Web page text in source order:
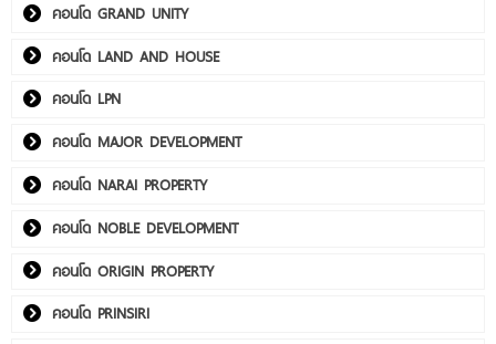
คอนโด GRAND UNITY
คอนโด LAND AND HOUSE
คอนโด LPN
คอนโด MAJOR DEVELOPMENT
คอนโด NARAI PROPERTY
คอนโด NOBLE DEVELOPMENT
คอนโด ORIGIN PROPERTY
คอนโด PRINSIRI